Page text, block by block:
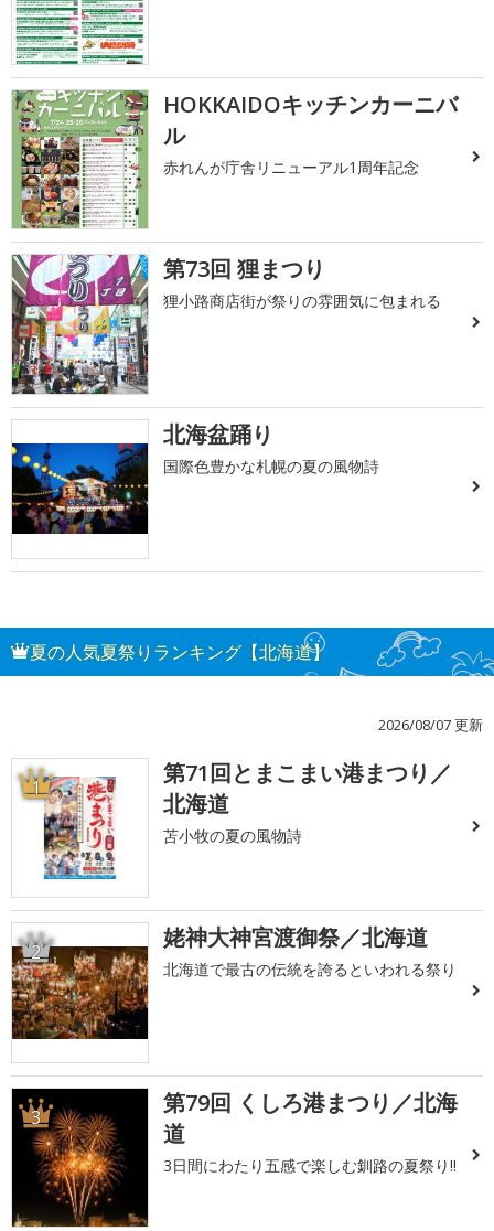
HOKKAIDOキッチンカーニバ
ル
赤れんが庁舎リニューアル1周年記念
第73回 狸まつり
狸小路商店街が祭りの雰囲気に包まれる
北海盆踊り
国際色豊かな札幌の夏の風物詩
夏の人気夏祭りランキング【北海道】
2026/08/07 更新
1
第71回とまこまい港まつり／
北海道
苫小牧の夏の風物詩
2 姥神大神宮渡御祭／北海道
北海道で最古の伝統を誇るといわれる祭り
3
第79回 くしろ港まつり／北海
道
3日間にわたり五感で楽しむ釧路の夏祭り!!